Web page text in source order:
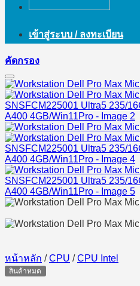
เข้าสู่ระบบ / ลงทะเบียน
คัดกรอง
หน้าหลัก / CPU / CPU Intel
สินค้าหมด